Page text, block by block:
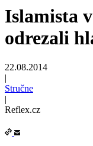
Islamista
odrezali
22.08.2014
|
Stručne
|
Reflex.cz